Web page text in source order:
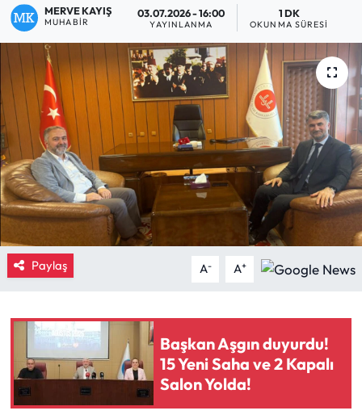
MERVE KAYIŞ
MUHABIR
03.07.2026 - 16:00
YAYINLANMA
1 DK
OKUNMA SÜRESI
Paylaş A- A+
Başkan Aşgın duyurdu!
15 Yeni Saha ve 2 Kapalı
Salon Yolda!
Dodurga Haberleri
Eğitim
Ekonomi
Güncel
İskilip Haberleri
Kargı Haberleri
Kimdir?
Kültür Sanat
Laçin Haberleri
Haber Arşivi